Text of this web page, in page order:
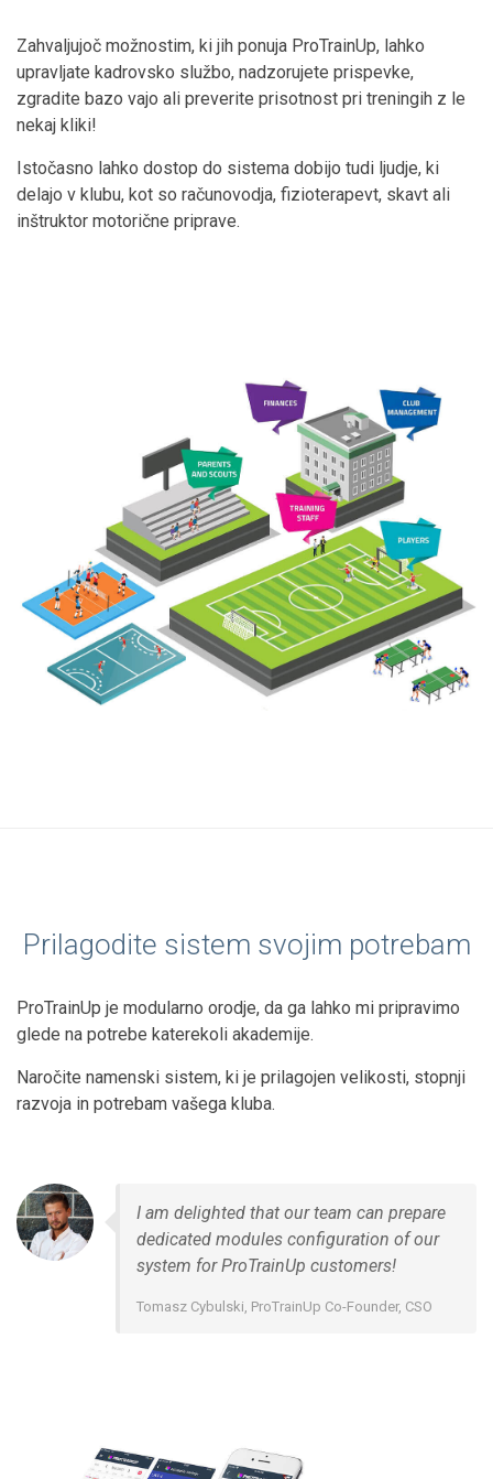
Zahvaljujoč možnostim, ki jih ponuja ProTrainUp, lahko
upravljate kadrovsko službo, nadzorujete prispevke,
zgradite bazo vajo ali preverite prisotnost pri treningih z le
nekaj kliki!
Istočasno lahko dostop do sistema dobijo tudi ljudje, ki
delajo v klubu, kot so računovodja, fizioterapevt, skavt ali
inštruktor motorične priprave.
Prilagodite sistem svojim potrebam
ProTrainUp je modularno orodje, da ga lahko mi pripravimo
glede na potrebe katerekoli akademije.
Naročite namenski sistem, ki je prilagojen velikosti, stopnji
razvoja in potrebam vašega kluba.
I am delighted that our team can prepare
dedicated modules configuration of our
system for ProTrainUp customers!
Tomasz Cybulski, ProTrainUp Co-Founder, CSO